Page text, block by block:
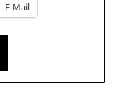
E-Mail